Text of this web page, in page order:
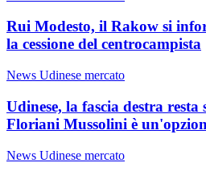
Rui Modesto, il Rakow si
la cessione del centrocampista
News Udinese mercato
Udinese, la fascia destra resta
Floriani Mussolini è
News Udinese mercato